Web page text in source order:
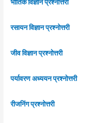
भौतिक विज्ञान प्रश्नोत्तरी
रसायन विज्ञान प्रश्नोत्तरी
जीव विज्ञान प्रश्नोत्तरी
पर्यावरण अध्ययन प्रश्नोत्तरी
रीजनिंग प्रश्नोत्तरी